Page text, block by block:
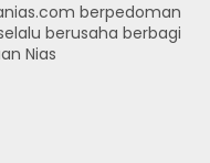
berpedoman
berusaha berbagi
Nias